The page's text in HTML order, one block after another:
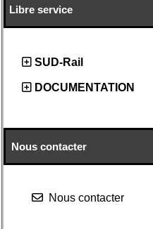
Libre service
SUD-Rail
DOCUMENTATION
Nous contacter
Nous contacter